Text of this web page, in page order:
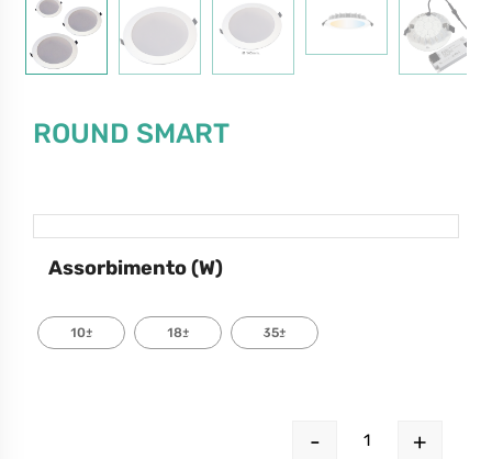
ROUND SMART
Assorbimento (W)
10± 18± 35±
- +